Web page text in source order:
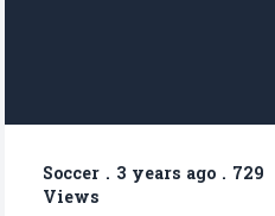
Soccer . 3 years ago . 729
Views